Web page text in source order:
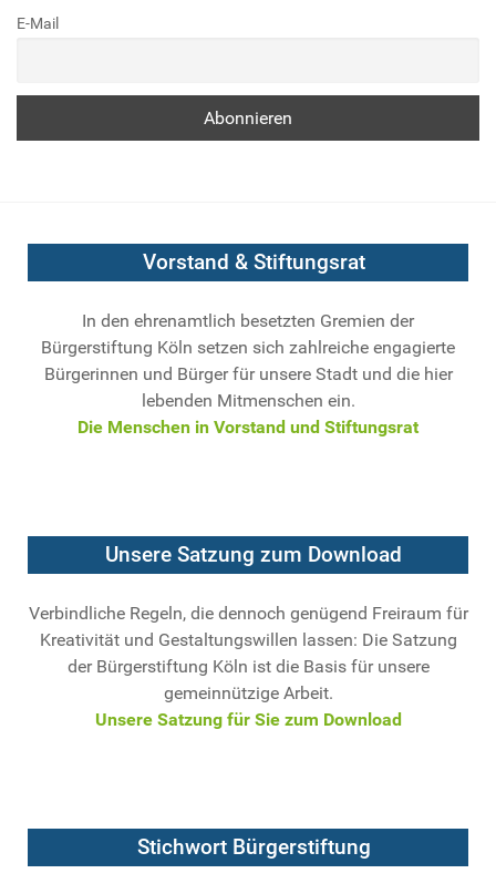
E-Mail
Vorstand & Stiftungsrat
In den ehrenamtlich besetzten Gremien der
Bürgerstiftung Köln setzen sich zahlreiche engagierte
Bürgerinnen und Bürger für unsere Stadt und die hier
lebenden Mitmenschen ein.
Die Menschen in Vorstand und Stiftungsrat
Unsere Satzung zum Download
Verbindliche Regeln, die dennoch genügend Freiraum für
Kreativität und Gestaltungswillen lassen: Die Satzung
der Bürgerstiftung Köln ist die Basis für unsere
gemeinnützige Arbeit.
Unsere Satzung für Sie zum Download
Stichwort Bürgerstiftung